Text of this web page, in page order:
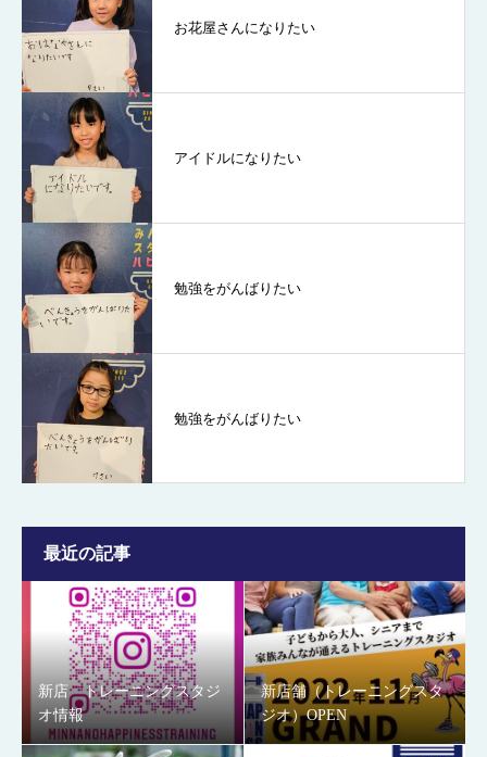
お花屋さんになりたい
アイドルになりたい
勉強をがんばりたい
勉強をがんばりたい
最近の記事
新店 トレーニングスタジ
オ情報
新店舗（トレーニングスタ
ジオ）OPEN